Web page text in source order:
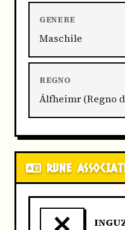
GENERE
Maschile
REGNO
Álfheimr (Regno
RUNE